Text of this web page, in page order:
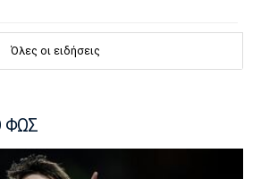
Περιστέρι ο Γκιουζέλης
συμφωνήσει με τη
να διαδεχτώ τον
Όλες οι ειδήσεις
ΦΩΣ